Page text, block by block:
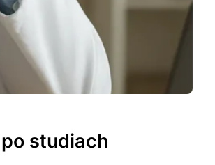
studiach